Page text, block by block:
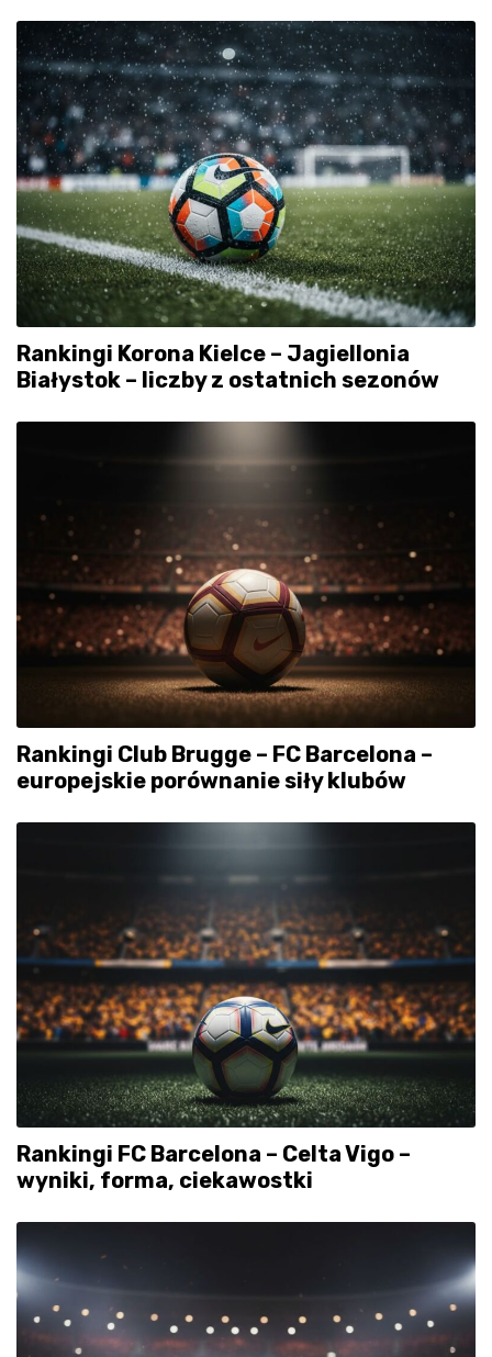
Rankingi Korona Kielce – Jagiellonia
Białystok – liczby z ostatnich sezonów
Rankingi Club Brugge – FC Barcelona –
europejskie porównanie siły klubów
Rankingi FC Barcelona – Celta Vigo –
wyniki, forma, ciekawostki